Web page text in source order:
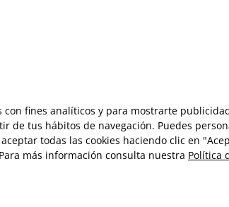
con fines analíticos y para mostrarte
de tus hábitos de navegación. Puedes
todas las cookies haciendo clic en
más información consulta nuestra Política